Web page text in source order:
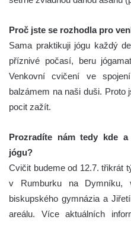
Proč jste se rozhodla pro
Sama praktikuji jógu každý
příznivé počasí, beru
Venkovní cvičení ve
balzámem na naši duši. Proto
pocit zažít.
Prozradíte nám tedy kde
jógu?
Cvičit budeme od 12.7. třikrát
v Rumburku na Dymníku,
biskupského gymnázia a
areálu. Více aktuálních